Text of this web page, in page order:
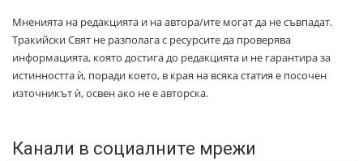
Мненията на редакцията и на автора/ите могат да не съвпадат.
Тракийски Свят не разполага с ресурсите да проверява
информацията, която достига до редакцията и не гарантира за
истинността ѝ, поради което, в края на всяка статия е посочен
източникът ѝ, освен ако не е авторска.
Канали в социалните мрежи